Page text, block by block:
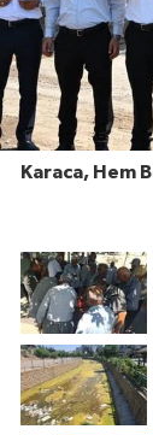
Karaca, Hem